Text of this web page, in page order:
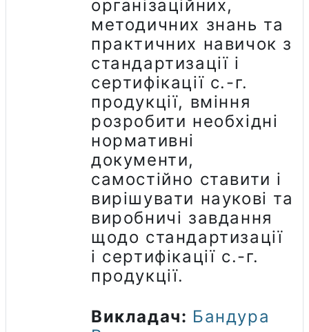
організаційних,
методичних знань та
практичних навичок з
стандартизації і
сертифікації с.-г.
продукції, вміння
розробити необхідні
нормативні
документи,
самостійно ставити і
вирішувати наукові та
виробничі завдання
щодо стандартизації
і сертифікації с.-г.
продукції.
Викладач: Бандура